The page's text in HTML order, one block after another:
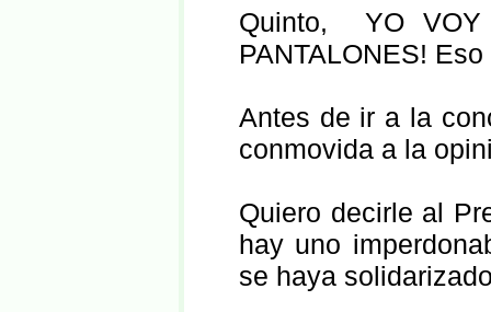
Quinto, YO VOY
PANTALONES!
Antes de ir a la
conmovida a la
Quiero decirle al
hay uno
se haya